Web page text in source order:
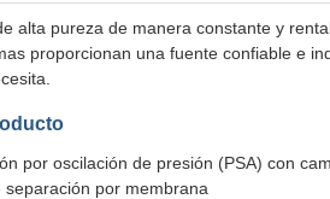
alta pureza de manera constante y
proporcionan una fuente confiable e
por oscilación de presión (PSA) con
por membrana